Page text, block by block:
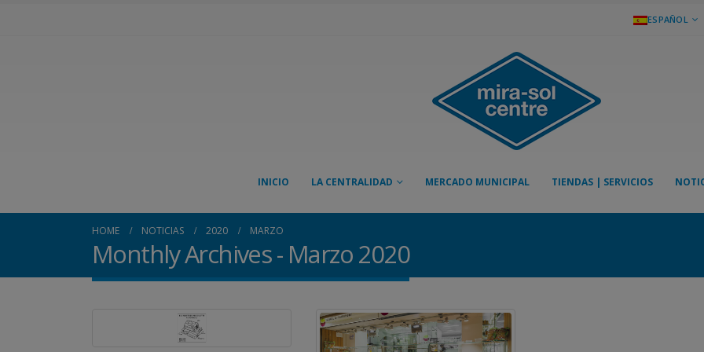
ESPAÑOL
INICIO LA CENTRALIDAD MERCADO MUNICIPAL TIENDAS | SERVICIOS
HOME NOTICIAS 2020 MARZO
Monthly Archives - Marzo 2020